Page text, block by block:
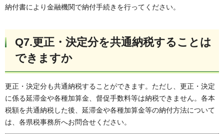
納付書により金融機関で納付手続きを行ってください。
Q7.更正・決定分を共通納税することは
できますか
更正・決定分も共通納税することができます。ただし、更正・決定
に係る延滞金や各種加算金、督促手数料等は納税できません。各本
税額を共通納税した後、延滞金や各種加算金等の納付方法について
は、各県税事務所へお問合せください。